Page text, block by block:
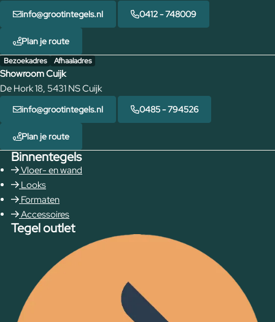
info@grootintegels.nl 0412 - 748009
Plan je route
Bezoekadres Afhaaladres
Showroom Cuijk
De Hork 18, 5431 NS Cuijk
info@grootintegels.nl 0485 - 794526
Plan je route
Binnentegels
Vloer- en wand
Looks
Formaten
Accessoires
Tegel outlet